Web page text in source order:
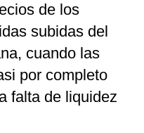
de los
subidas del
cuando las
por completo
falta de liquidez